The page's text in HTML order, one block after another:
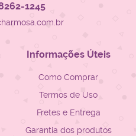
1245
Informações Úteis
Como Comprar
Termos de Uso
Fretes e Entrega
Garantia dos produtos